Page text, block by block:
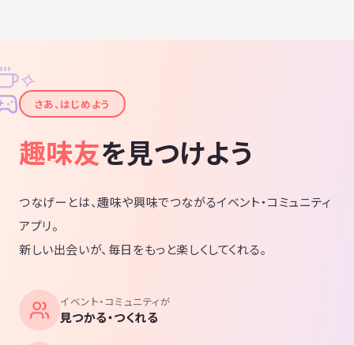
✦
✧
さあ、はじめよう
趣味友を見つけよう
つなげーとは、趣味や興味でつながるイベント・コミュニティ
アプリ。
新しい出会いが、毎日をもっと楽しくしてくれる。
イベント・コミュニティが
見つかる・つくれる